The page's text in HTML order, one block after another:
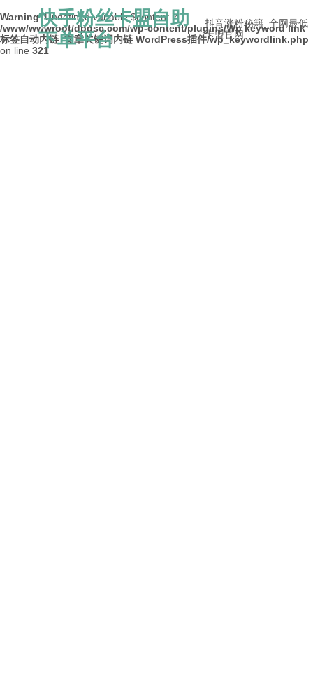
Warning: Undefined variable $content in
/www/wwwroot/dpdsc.com/wp-content/plugins/Wp keyword link
标签自动内链_文章关键词内链 WordPress插件/wp_keywordlink.php
on line 321
快手粉丝卡盟自助
下单平台
抖音涨粉秘籍_全网最低
卡盟官网